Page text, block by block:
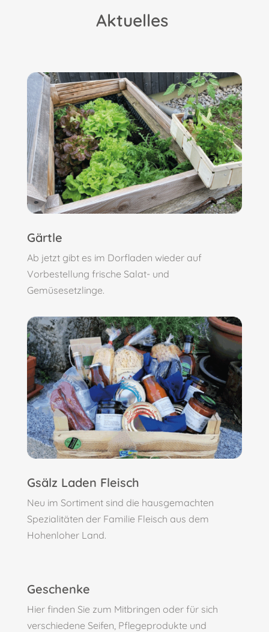
Aktuelles
Gärtle
Ab jetzt gibt es im Dorfladen wieder auf
Vorbestellung frische Salat- und
Gemüsesetzlinge.
Gsälz Laden Fleisch
Neu im Sortiment sind die hausgemachten
Spezialitäten der Familie Fleisch aus dem
Hohenloher Land.
Geschenke
Hier finden Sie zum Mitbringen oder für sich
verschiedene Seifen, Pflegeprodukte und